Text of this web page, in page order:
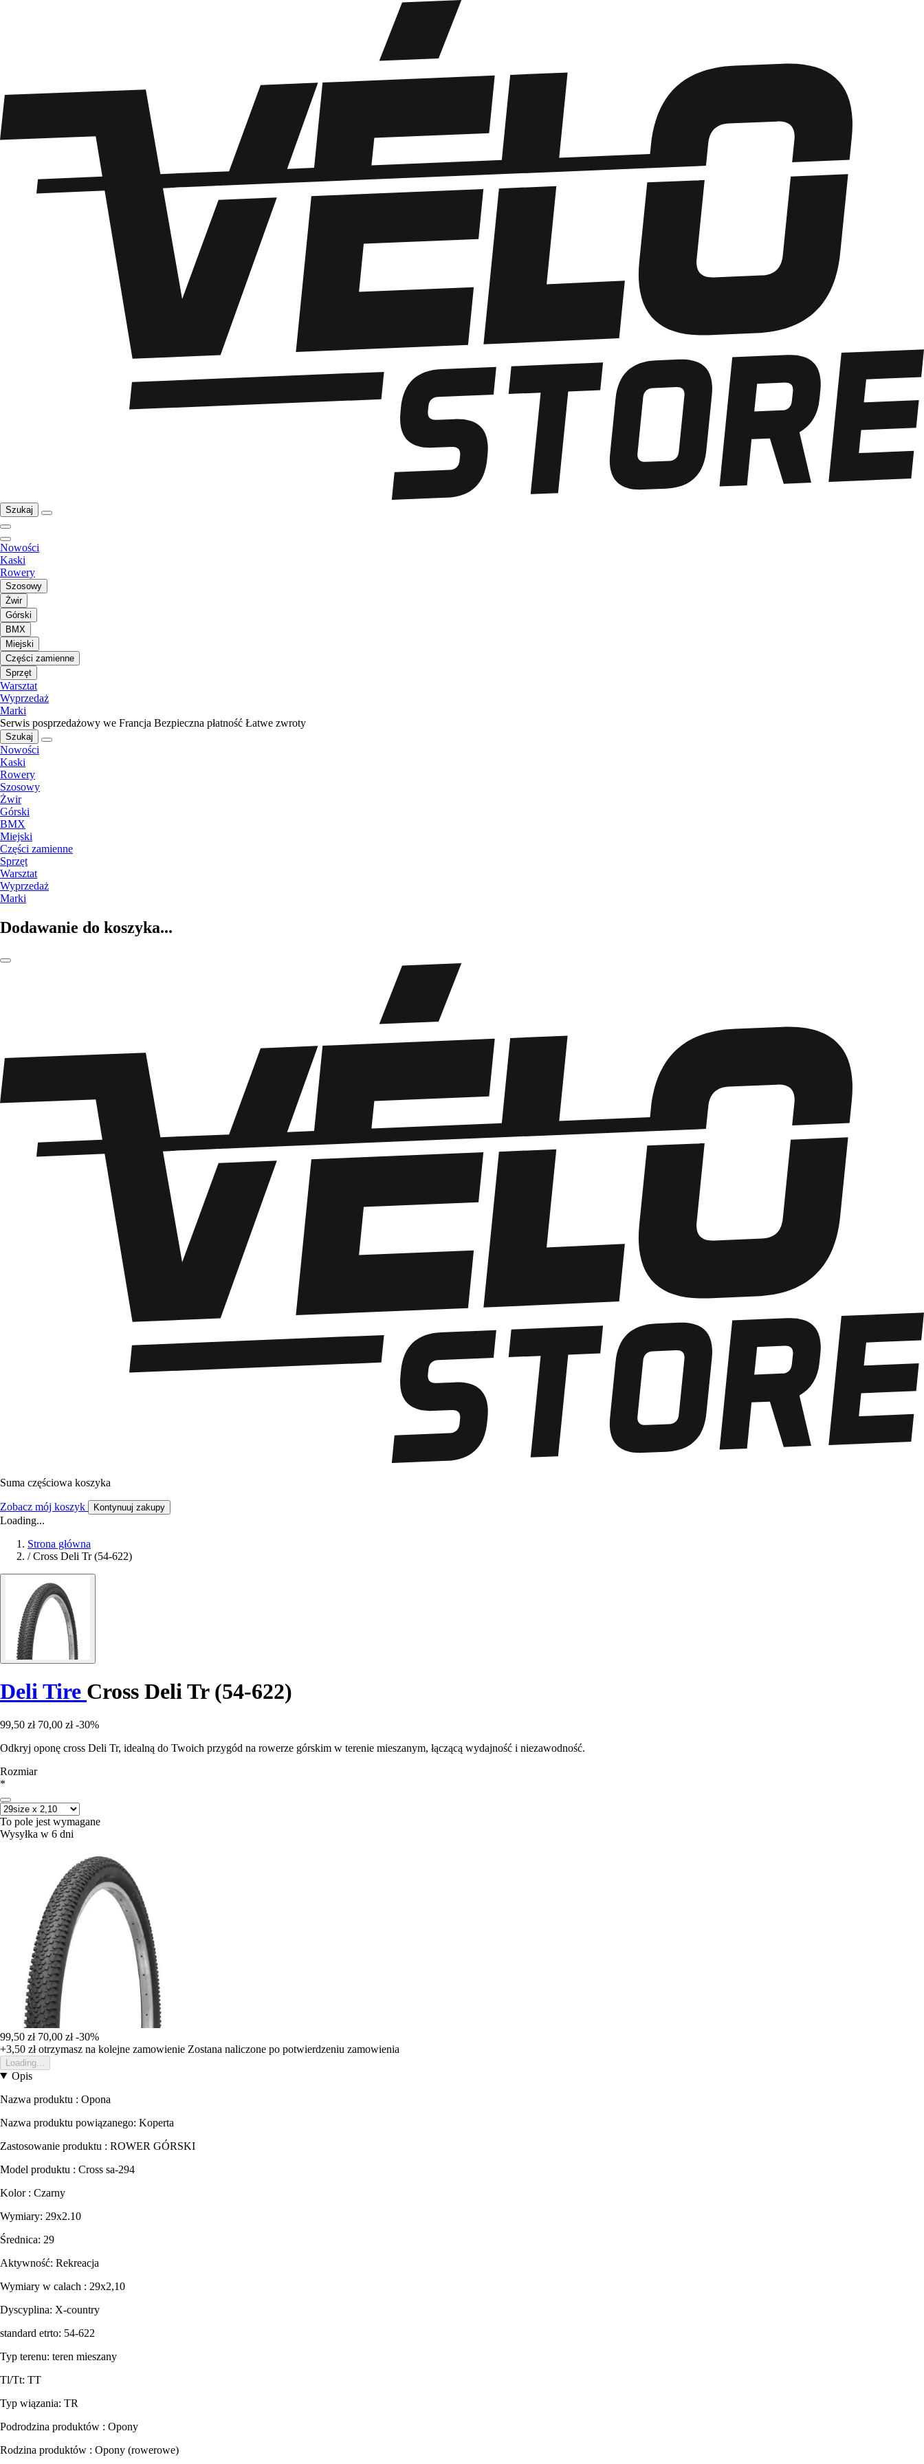
Szukaj
Nowości
Kaski
Rowery
Szosowy
Żwir
Górski
BMX
Miejski
Części zamienne
Sprzęt
Warsztat
Wyprzedaż
Marki
Serwis posprzedażowy we Francja Bezpieczna płatność Łatwe zwroty
Szukaj
Nowości
Kaski
Rowery
Szosowy
Żwir
Górski
BMX
Miejski
Części zamienne
Sprzęt
Warsztat
Wyprzedaż
Marki
Dodawanie do koszyka...
Suma częściowa koszyka
Zobacz mój koszyk Kontynuuj zakupy
Loading...
Strona główna
/ Cross Deli Tr (54-622)
Deli Tire Cross Deli Tr (54-622)
99,50 zł 70,00 zł -30%
Odkryj oponę cross Deli Tr, idealną do Twoich przygód na rowerze górskim w terenie mieszanym, łączącą wydajność i niezawodność.
Rozmiar
*
To pole jest wymagane
Wysyłka w 6 dni
99,50 zł 70,00 zł -30%
+3,50 złotrzymasz na kolejne zamowienie Zostana naliczone po potwierdzeniu zamowienia
Loading...
Opis
Nazwa produktu : Opona
Nazwa produktu powiązanego: Koperta
Zastosowanie produktu : ROWER GÓRSKI
Model produktu : Cross sa-294
Kolor : Czarny
Wymiary: 29x2.10
Średnica: 29
Aktywność: Rekreacja
Wymiary w calach : 29x2,10
Dyscyplina: X-country
standard etrto: 54-622
Typ terenu: teren mieszany
Tl/Tt: TT
Typ wiązania: TR
Podrodzina produktów : Opony
Rodzina produktów : Opony (rowerowe)